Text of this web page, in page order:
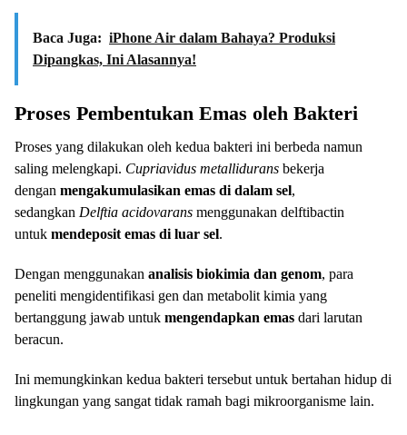
Baca Juga: iPhone Air dalam Bahaya? Produksi
Dipangkas, Ini Alasannya!
Proses Pembentukan Emas oleh Bakteri
Proses yang dilakukan oleh kedua bakteri ini berbeda namun
saling melengkapi. Cupriavidus metallidurans bekerja
dengan mengakumulasikan emas di dalam sel,
sedangkan Delftia acidovarans menggunakan delftibactin
untuk mendeposit emas di luar sel.
Dengan menggunakan analisis biokimia dan genom, para
peneliti mengidentifikasi gen dan metabolit kimia yang
bertanggung jawab untuk mengendapkan emas dari larutan
beracun.
Ini memungkinkan kedua bakteri tersebut untuk bertahan hidup di
lingkungan yang sangat tidak ramah bagi mikroorganisme lain.